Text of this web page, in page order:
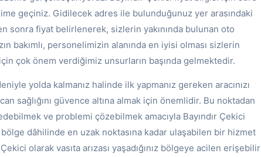
geçiniz. Gidilecek adres ile bulunduğunuz yer arasındaki
sonra fiyat belirlenerek, sizlerin yakınında bulunan oto
bakımlı, personelimizin alanında en iyisi olması sizlerin
çok önem verdiğimiz unsurların başında gelmektedir.
yolda kalmanız halinde ilk yapmanız gereken aracınızı
sağlığını güvence altına almak için önemlidir. Bu noktadan
ve problemi çözebilmek amacıyla Bayındır Çekici
dâhilinde en uzak noktasına kadar ulaşabilen bir hizmet
olarak vasıta arızası yaşadığınız bölgeye acilen erişebilir